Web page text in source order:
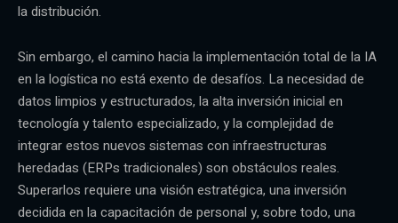
la distribución.
Sin embargo, el camino hacia la implementación total de la IA
en la logística no está exento de desafíos. La necesidad de
datos limpios y estructurados, la alta inversión inicial en
tecnología y talento especializado, y la complejidad de
integrar estos nuevos sistemas con infraestructuras
heredadas (ERPs tradicionales) son obstáculos reales.
Superarlos requiere una visión estratégica, una inversión
decidida en la capacitación de personal y, sobre todo, una